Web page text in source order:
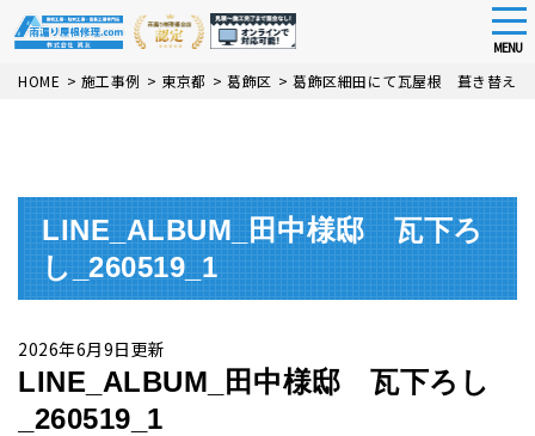
Skip
MENU
HOME > 施工事例 > 東京都 > 葛飾区 > 葛飾区細田にて瓦屋根 葺き替え工
LINE_ALBUM_田中様邸 瓦下ろ
し_260519_1
2026年6月9日更新
LINE_ALBUM_田中様邸 瓦下ろし
_260519_1